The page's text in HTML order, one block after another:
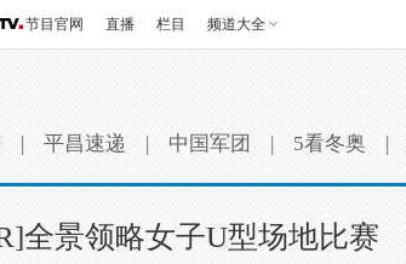
节目官网 直播 栏目 频道大全
| 平昌速递 | 中国军团 | 5看冬奥 |
全景领略女子U型场地比赛